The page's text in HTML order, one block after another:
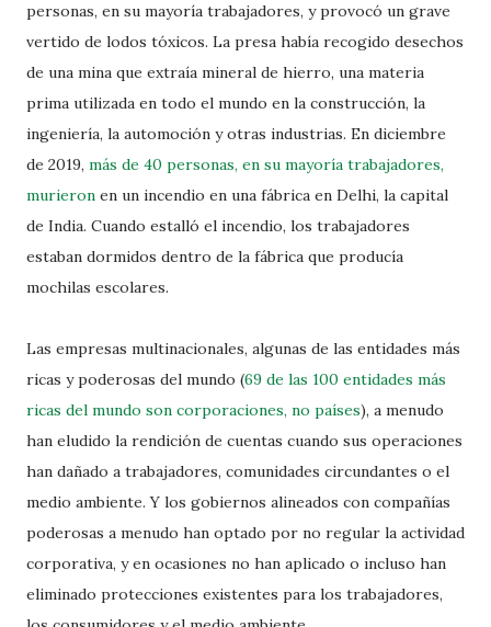
personas, en su mayoría trabajadores, y provocó un grave
vertido de lodos tóxicos. La presa había recogido desechos
de una mina que extraía mineral de hierro, una materia
prima utilizada en todo el mundo en la construcción, la
ingeniería, la automoción y otras industrias. En diciembre
de 2019, más de 40 personas, en su mayoría trabajadores,
murieron en un incendio en una fábrica en Delhi, la capital
de India. Cuando estalló el incendio, los trabajadores
estaban dormidos dentro de la fábrica que producía
mochilas escolares.
Las empresas multinacionales, algunas de las entidades más
ricas y poderosas del mundo (69 de las 100 entidades más
ricas del mundo son corporaciones, no países), a menudo
han eludido la rendición de cuentas cuando sus operaciones
han dañado a trabajadores, comunidades circundantes o el
medio ambiente. Y los gobiernos alineados con compañías
poderosas a menudo han optado por no regular la actividad
corporativa, y en ocasiones no han aplicado o incluso han
eliminado protecciones existentes para los trabajadores,